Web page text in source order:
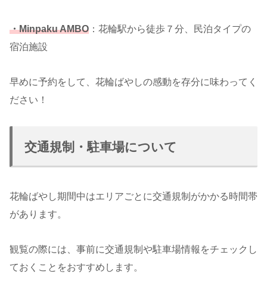
・Minpaku AMBO ：花輪駅から徒歩７分、民泊タイプの
宿泊施設
早めに予約をして、花輪ばやしの感動を存分に味わってく
ださい！
交通規制・駐車場について
花輪ばやし期間中はエリアごとに交通規制がかかる時間帯
があります。
観覧の際には、事前に交通規制や駐車場情報をチェックし
ておくことをおすすめします。